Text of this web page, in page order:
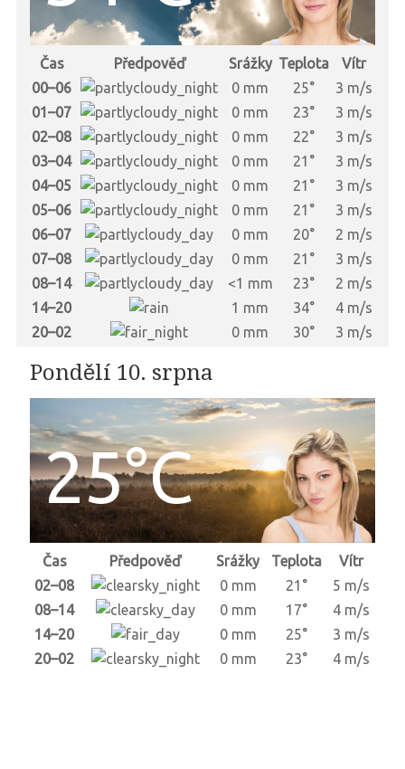
Čas Předpověď Srážky Teplota
Vítr
00–06
0 mm 25°
3 m/s
01–07
0 mm 23°
3 m/s
02–08
0 mm 22°
3 m/s
03–04
0 mm 21°
3 m/s
04–05
0 mm 21°
3 m/s
05–06
0 mm 21°
3 m/s
06–07
0 mm 20°
2 m/s
07–08
0 mm 21°
3 m/s
08–14
<1 mm 23°
2 m/s
14–20
1 mm 34°
4 m/s
20–02
0 mm 30° 3 m/s
Pondělí 10. srpna
25°C
Čas Předpověď Srážky Teplota
Vítr
02–08
0 mm 21°
5 m/s
08–14
0 mm 17°
4 m/s
14–20
0 mm 25°
3 m/s
20–02
0 mm 23° 4 m/s